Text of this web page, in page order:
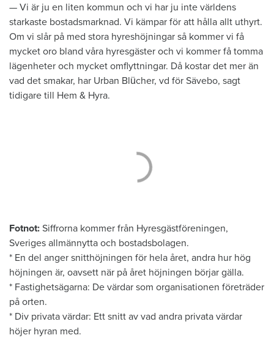
— Vi är ju en liten kommun och vi har ju inte världens
starkaste bostadsmarknad. Vi kämpar för att hålla allt uthyrt.
Om vi slår på med stora hyreshöjningar så kommer vi få
mycket oro bland våra hyresgäster och vi kommer få tomma
lägenheter och mycket omflyttningar. Då kostar det mer än
vad det smakar, har Urban Blücher, vd för Sävebo, sagt
tidigare till Hem & Hyra.
Fotnot: Siffrorna kommer från Hyresgästföreningen,
Sveriges allmännytta och bostadsbolagen.
* En del anger snitthöjningen för hela året, andra hur hög
höjningen är, oavsett när på året höjningen börjar gälla.
* Fastighetsägarna: De värdar som organisationen företräder
på orten.
* Div privata värdar: Ett snitt av vad andra privata värdar
höjer hyran med.